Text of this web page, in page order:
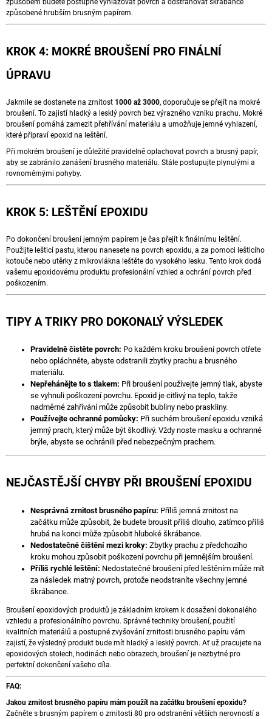
způsobené hrubším brusným papírem.
KROK 4: MOKRÉ BROUŠENÍ PRO FINÁLNÍ
ÚPRAVU
Jakmile se dostanete na zrnitost 1000 až 3000, doporučuje se přejít na mokré
broušení. To zajistí hladký a lesklý povrch bez výrazného vzniku prachu. Mokré
broušení pomáhá zamezit přehřívání materiálu a umožňuje jemné vyhlazení,
které připraví epoxid na leštění.
Při mokrém broušení je důležité pravidelně oplachovat povrch a brusný papír,
aby se zabránilo zanášení brusného materiálu. Stále postupujte plynulými a
rovnoměrnými pohyby.
KROK 5: LEŠTĚNÍ EPOXIDU
Po dokončení broušení jemným papírem je čas přejít k finálnímu leštění.
Použijte lešticí pastu, kterou nanesete na povrch epoxidu, a za pomoci lešticího
kotouče nebo utěrky z mikrovlákna leštěte do vysokého lesku. Tento krok dodá
vašemu epoxidovému produktu profesionální vzhled a ochrání povrch před
poškozením.
TIPY A TRIKY PRO DOKONALÝ VÝSLEDEK
Pravidelně čistěte povrch: Po každém kroku broušení povrch otřete
nebo opláchněte, abyste odstranili zbytky prachu a brusného
materiálu.
Nepřehánějte to s tlakem: Při broušení používejte jemný tlak, abyste
se vyhnuli poškození povrchu. Epoxid je citlivý na teplo, takže
nadměrné zahřívání může způsobit bubliny nebo praskliny.
Používejte ochranné pomůcky: Při suchém broušení epoxidu vzniká
jemný prach, který může být škodlivý. Vždy noste masku a ochranné
brýle, abyste se ochránili před nebezpečným prachem.
NEJČASTĚJŠÍ CHYBY PŘI BROUŠENÍ EPOXIDU
Nesprávná zrnitost brusného papíru: Příliš jemná zrnitost na
začátku může způsobit, že budete brousit příliš dlouho, zatímco příliš
hrubá na konci může způsobit hluboké škrábance.
Nedostatečné čištění mezi kroky: Zbytky prachu z předchozího
kroku mohou způsobit poškození povrchu při jemnějším broušení.
Příliš rychlé leštění: Nedostatečné broušení před leštěním může mít
za následek matný povrch, protože neodstraníte všechny jemné
škrábance.
Broušení epoxidových produktů je základním krokem k dosažení dokonalého
vzhledu a profesionálního povrchu. Správné techniky broušení, použití
kvalitních materiálů a postupné zvyšování zrnitosti brusného papíru vám
zajistí, že výsledný produkt bude mít hladký a lesklý povrch. Ať už pracujete na
epoxidových stolech, hodinách nebo obrazech, broušení je nezbytné pro
perfektní dokončení vašeho díla.
FAQ:
Jakou zrnitost brusného papíru mám použít na začátku broušení epoxidu?
Začněte s brusným papírem o zrnitosti 80 pro odstranění větších nerovností a